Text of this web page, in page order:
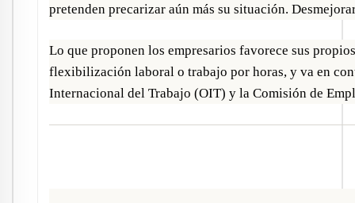
pretenden precarizar aún más su situación.
Lo que proponen los empresarios favorece sus
flexibilización laboral o trabajo por horas, y va en
Internacional del Trabajo (OIT) y la Comisión de